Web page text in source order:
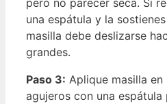
una espátula y la
masilla debe deslizarse
grandes.
Paso 3: Aplique masilla
agujeros con una espátula